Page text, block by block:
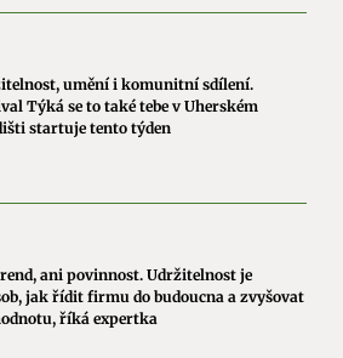
umění i komunitní sdílení.
Týká se to také tebe v Uherském
startuje tento týden
ani povinnost. Udržitelnost je
jak řídit firmu do budoucna a zvyšovat
říká expertka